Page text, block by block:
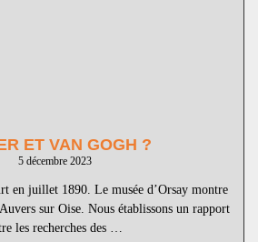
ET VAN GOGH ?
5 décembre 2023
en juillet 1890. Le musée d’Orsay montre
sur Oise. Nous établissons un rapport
les recherches des …